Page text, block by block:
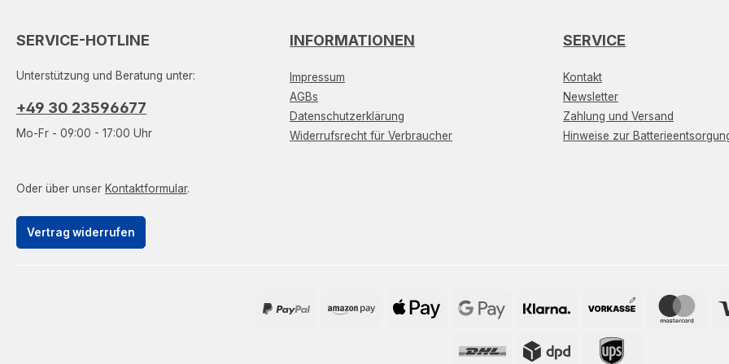
SERVICE-HOTLINE
Unterstützung und Beratung unter:
+49 30 23596677
Mo-Fr - 09:00 - 17:00 Uhr
Oder über unser Kontaktformular.
Vertrag widerrufen
INFORMATIONEN
Impressum
AGBs
Datenschutzerklärung
Widerrufsrecht für Verbraucher
SERVICE
Kontakt
Newsletter
Zahlung und Versand
Hinweise zur